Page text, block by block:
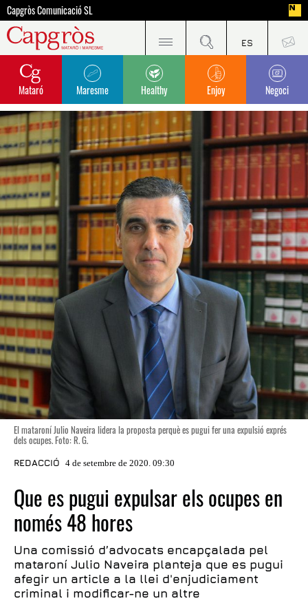
Capgròs Comunicació SL
Mataró Maresme Healthy Enjoy Negoci
El mataroní Julio Naveira lidera la proposta perquè es pugui fer una expulsió exprés
dels ocupes. Foto: R. G.
REDACCIÓ 4 de setembre de 2020. 09:30
Que es pugui expulsar els ocupes en
només 48 hores
Una comissió d’advocats encapçalada pel
mataroní Julio Naveira planteja que es pugui
afegir un article a la llei d'enjudiciament
criminal i modificar-ne un altre